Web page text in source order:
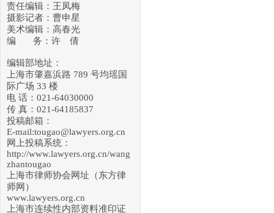
责任编辑：王凤梅
摄影记者：曹申星
美术编辑：高春光
编 务：许 倩
编辑部地址：
上海市肇嘉浜路 789 号均瑶国
际广场 33 楼
电 话：021-64030000
传 真：021-64185837
投稿邮箱：
E-mail:tougao@lawyers.org.cn
网上投稿系统：
http://www.lawyers.org.cn/wang
zhantougao
上海市律师协会网址（东方律
师网）
www.lawyers.org.cn
上海市连续性内部资料准印证